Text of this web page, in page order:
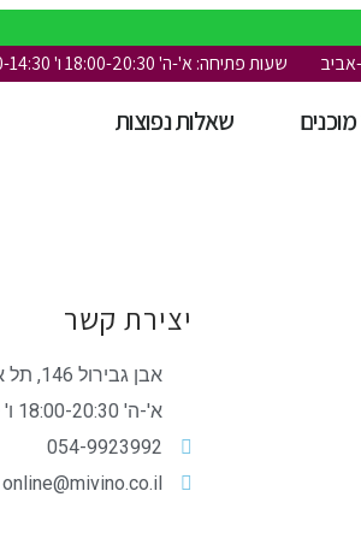
שעות פתיחה: א'-ה' 18:00-20:30 ו' 11:00-14:30
מוכנים שאלות נפוצות
יצירת קשר
אבן גבירול 146, תל אביב
א'-ה' 18:00-20:30 ו' 11:00-14:30
054-9923992
online@mivino.co.il